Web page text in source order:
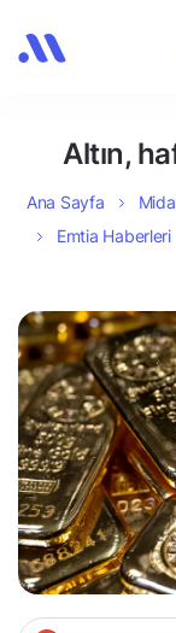
Altın,
Ana Sayfa
Emtia Haberleri